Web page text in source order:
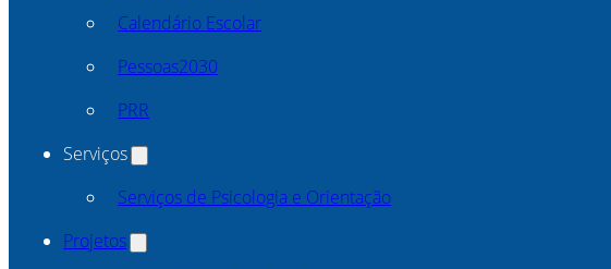
Calendário Escolar
Pessoas2030
PRR
Serviços
Serviços de Psicologia e Orientação
Projetos